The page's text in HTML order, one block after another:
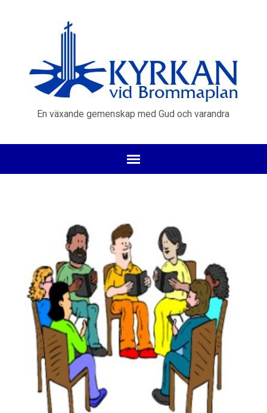
En växande gemenskap med Gud och varandra